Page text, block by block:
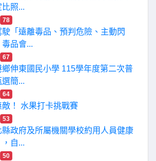
照...
78
「遠離毒品、預判危險、主動閃
品會...
67
伸東國民小學 115學年度第二次普
簡...
64
敵！ 水果打卡挑戰賽
53
政府及所屬機關學校約用人員健康
自...
50